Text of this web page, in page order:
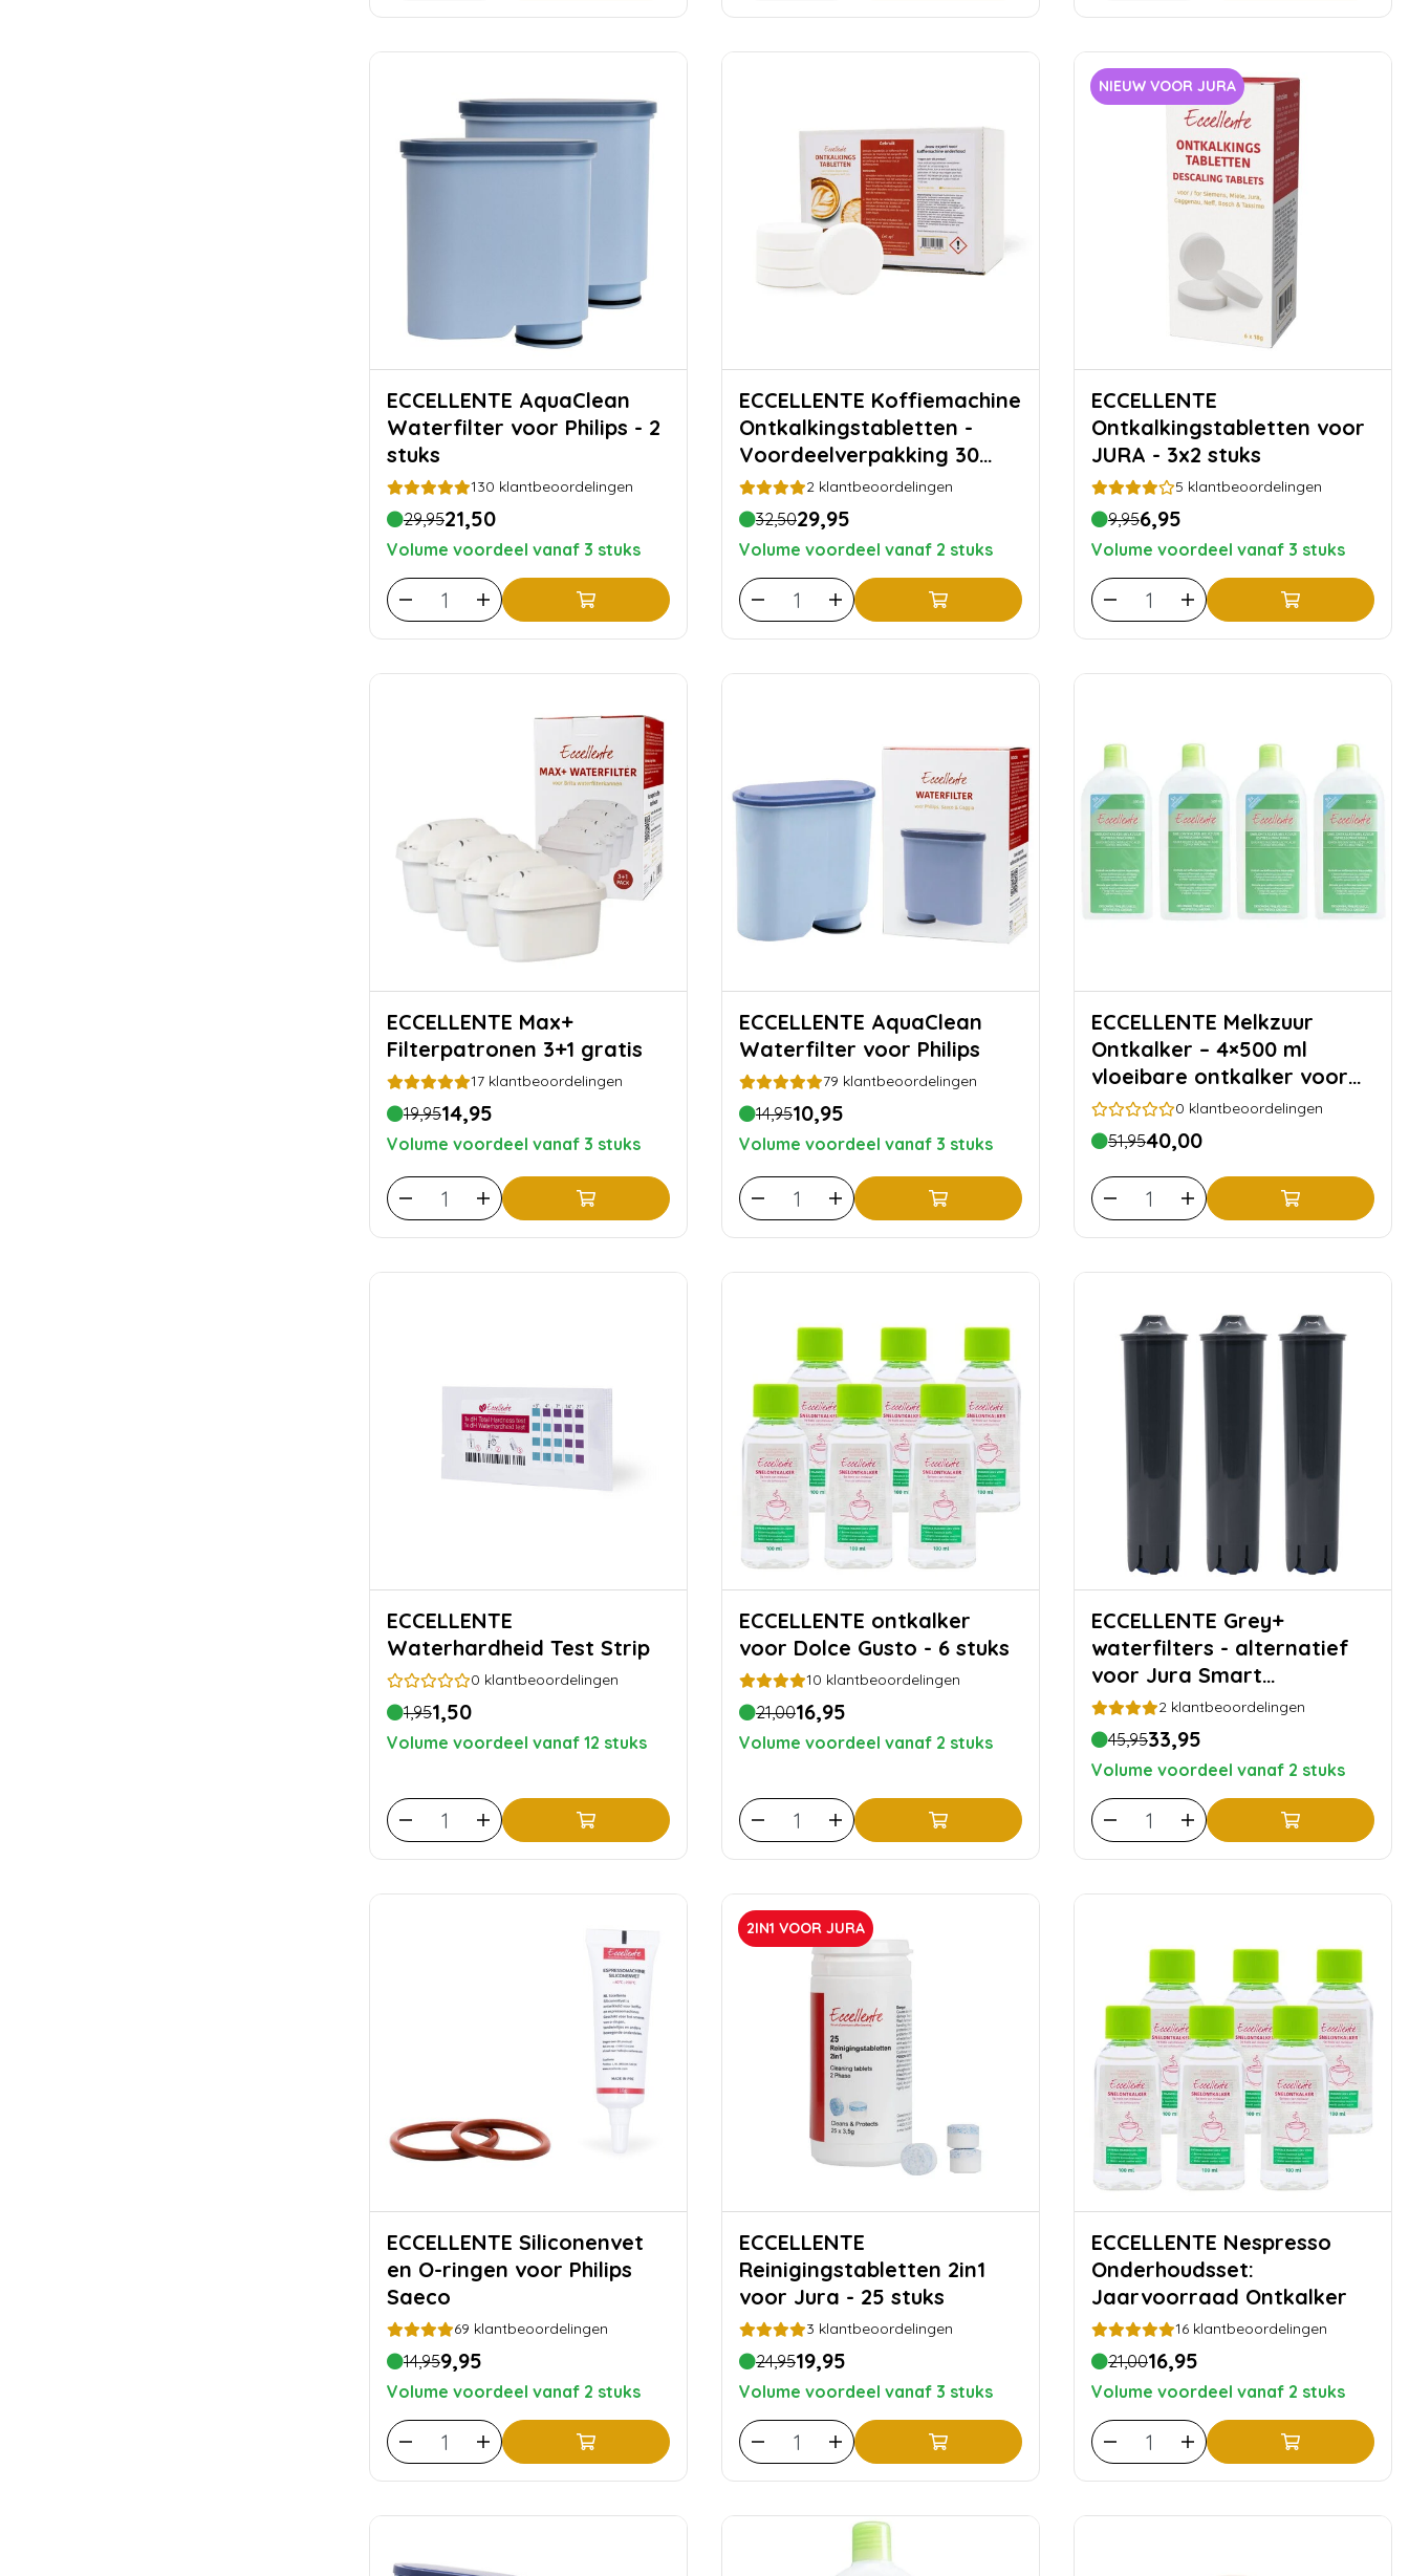
ECCELLENTE AquaClean
Waterfilter voor Philips - 2
stuks
130 klantbeoordelingen
29,9521,50
Volume voordeel vanaf 3 stuks
ECCELLENTE Koffiemachine
Ontkalkingstabletten -
Voordeelverpakking 30
stuks
2 klantbeoordelingen
32,5029,95
Volume voordeel vanaf 2 stuks
NIEUW VOOR JURA
ECCELLENTE
Ontkalkingstabletten voor
JURA - 3x2 stuks
5 klantbeoordelingen
9,956,95
Volume voordeel vanaf 3 stuks
ECCELLENTE Max+
Filterpatronen 3+1 gratis
17 klantbeoordelingen
19,9514,95
Volume voordeel vanaf 3 stuks
ECCELLENTE AquaClean
Waterfilter voor Philips
79 klantbeoordelingen
14,9510,95
Volume voordeel vanaf 3 stuks
ECCELLENTE Melkzuur
Ontkalker – 4×500 ml
vloeibare ontkalker voor
koffiemachines (20
beurten)
0 klantbeoordelingen
51,9540,00
ECCELLENTE
Waterhardheid Test Strip
0 klantbeoordelingen
1,951,50
Volume voordeel vanaf 12 stuks
ECCELLENTE ontkalker
voor Dolce Gusto - 6 stuks
10 klantbeoordelingen
21,0016,95
Volume voordeel vanaf 2 stuks
ECCELLENTE Grey+
waterfilters - alternatief
voor Jura Smart
filterpatronen - 3 stuks
2 klantbeoordelingen
45,9533,95
Volume voordeel vanaf 2 stuks
ECCELLENTE Siliconenvet
en O-ringen voor Philips
Saeco
69 klantbeoordelingen
14,959,95
Volume voordeel vanaf 2 stuks
2IN1 VOOR JURA
ECCELLENTE
Reinigingstabletten 2in1
voor Jura - 25 stuks
3 klantbeoordelingen
24,9519,95
Volume voordeel vanaf 3 stuks
ECCELLENTE Nespresso
Onderhoudsset:
Jaarvoorraad Ontkalker
16 klantbeoordelingen
21,0016,95
Volume voordeel vanaf 2 stuks